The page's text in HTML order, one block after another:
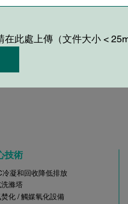
此處上傳（文件大小 <
技術
冷凝和回收降低排放
滌塔
焚化 / 觸媒氧化設備